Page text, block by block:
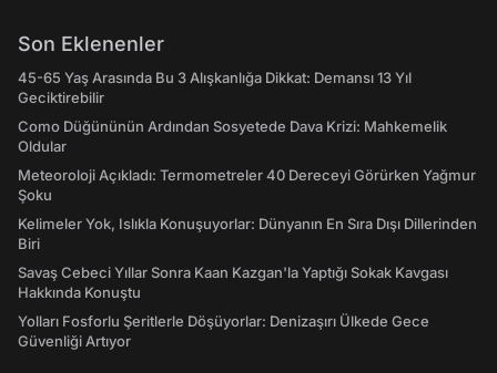
Son Eklenenler
45-65 Yaş Arasında Bu 3 Alışkanlığa Dikkat: Demansı 13 Yıl
Geciktirebilir
Como Düğününün Ardından Sosyetede Dava Krizi: Mahkemelik
Oldular
Meteoroloji Açıkladı: Termometreler 40 Dereceyi Görürken Yağmur
Şoku
Kelimeler Yok, Islıkla Konuşuyorlar: Dünyanın En Sıra Dışı Dillerinden
Biri
Savaş Cebeci Yıllar Sonra Kaan Kazgan'la Yaptığı Sokak Kavgası
Hakkında Konuştu
Yolları Fosforlu Şeritlerle Döşüyorlar: Denizaşırı Ülkede Gece
Güvenliği Artıyor